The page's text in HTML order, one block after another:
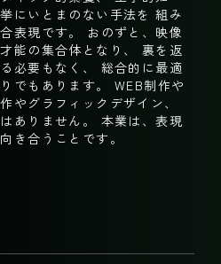
にいとまのない手法を 組み
表現です。
おのずと、映像
能の集合体となり、
裏を返
必要もなく、
総合的に最適
でもあります。
WEB制作や
やグラフィックデザイン、
ありません。
本業は、表現
き合うことです。